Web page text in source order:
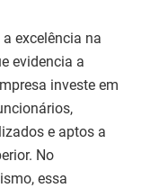
excelência na
evidencia a
investe em
e aptos a
No
essa